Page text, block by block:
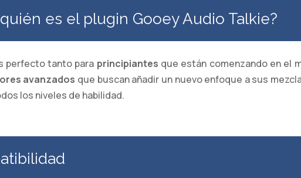
quién es el plugin Gooey Audio Talkie?
perfecto tanto para principiantes que están comenzando en el
avanzados que buscan añadir un nuevo enfoque a sus
los niveles de habilidad.